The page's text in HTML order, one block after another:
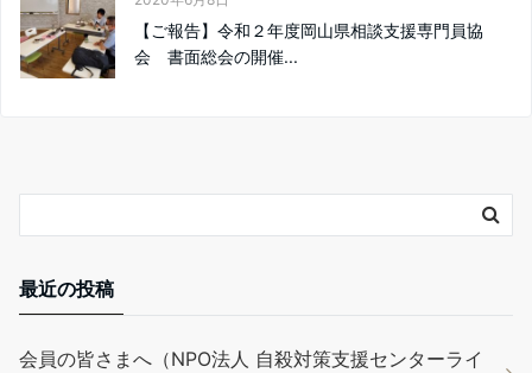
【ご報告】令和２年度岡山県相談支援専門員協
会 書面総会の開催...
最近の投稿
会員の皆さまへ（NPO法人 自殺対策支援センターライ